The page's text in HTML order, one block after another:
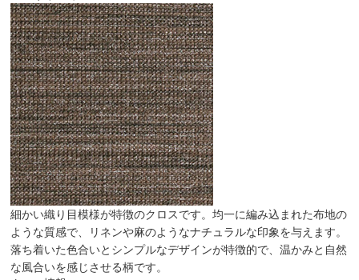
細かい織り目模様が特徴のクロスです。均一に編み込まれた布地の
ような質感で、リネンや麻のようなナチュラルな印象を与えます。
落ち着いた色合いとシンプルなデザインが特徴的で、温かみと自然
な風合いを感じさせる柄です。